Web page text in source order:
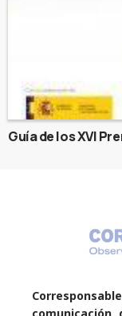
Guía de los XVI